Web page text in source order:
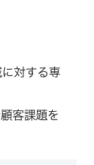
に対する専
客課題を